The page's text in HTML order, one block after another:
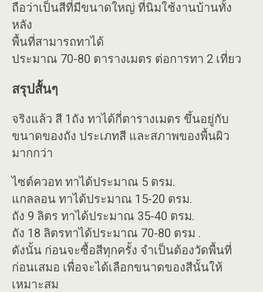
ถือว่าเป็นสีที่มีขนาดใหญ่ ที่นิมใช้งานบ้านทั้ง
หลัง
พื้นที่สามารถทาได้
ประมาณ 70-80 ตารางเมตร ต่อการทา 2 เที่ยว
สรุปสั้นๆ
จริงแล้ว สี 1ถัง ทาได้กี่ตารางเมตร ขึ้นอยู่กับ
ขนาดของถัง ประเภทสี และสภาพของพื้นผิว
มากกว่า
ไซต์ควอท ทาได้ประมาณ 5 ตรม.
แกลลอน ทาได้ประมาณ 15-20 ตรม.
ถัง 9 ลิตร ทาได้ประมาณ 35-40 ตรม.
ถัง 18 ลิตรทาได้ประมาณ 70-80 ตรม .
ดังนั้น ก่อนจะซื้อสีทุกครั้ง จำเป็นต้องวัดพื้นที่
ก่อนเสมอ เพื่อจะได้เลือกขนาดของสีนั้นให้
เหมาะสม